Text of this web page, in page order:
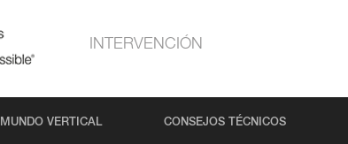
INTERVENCIÓN
MUNDO VERTICAL CONSEJOS TÉCNICOS